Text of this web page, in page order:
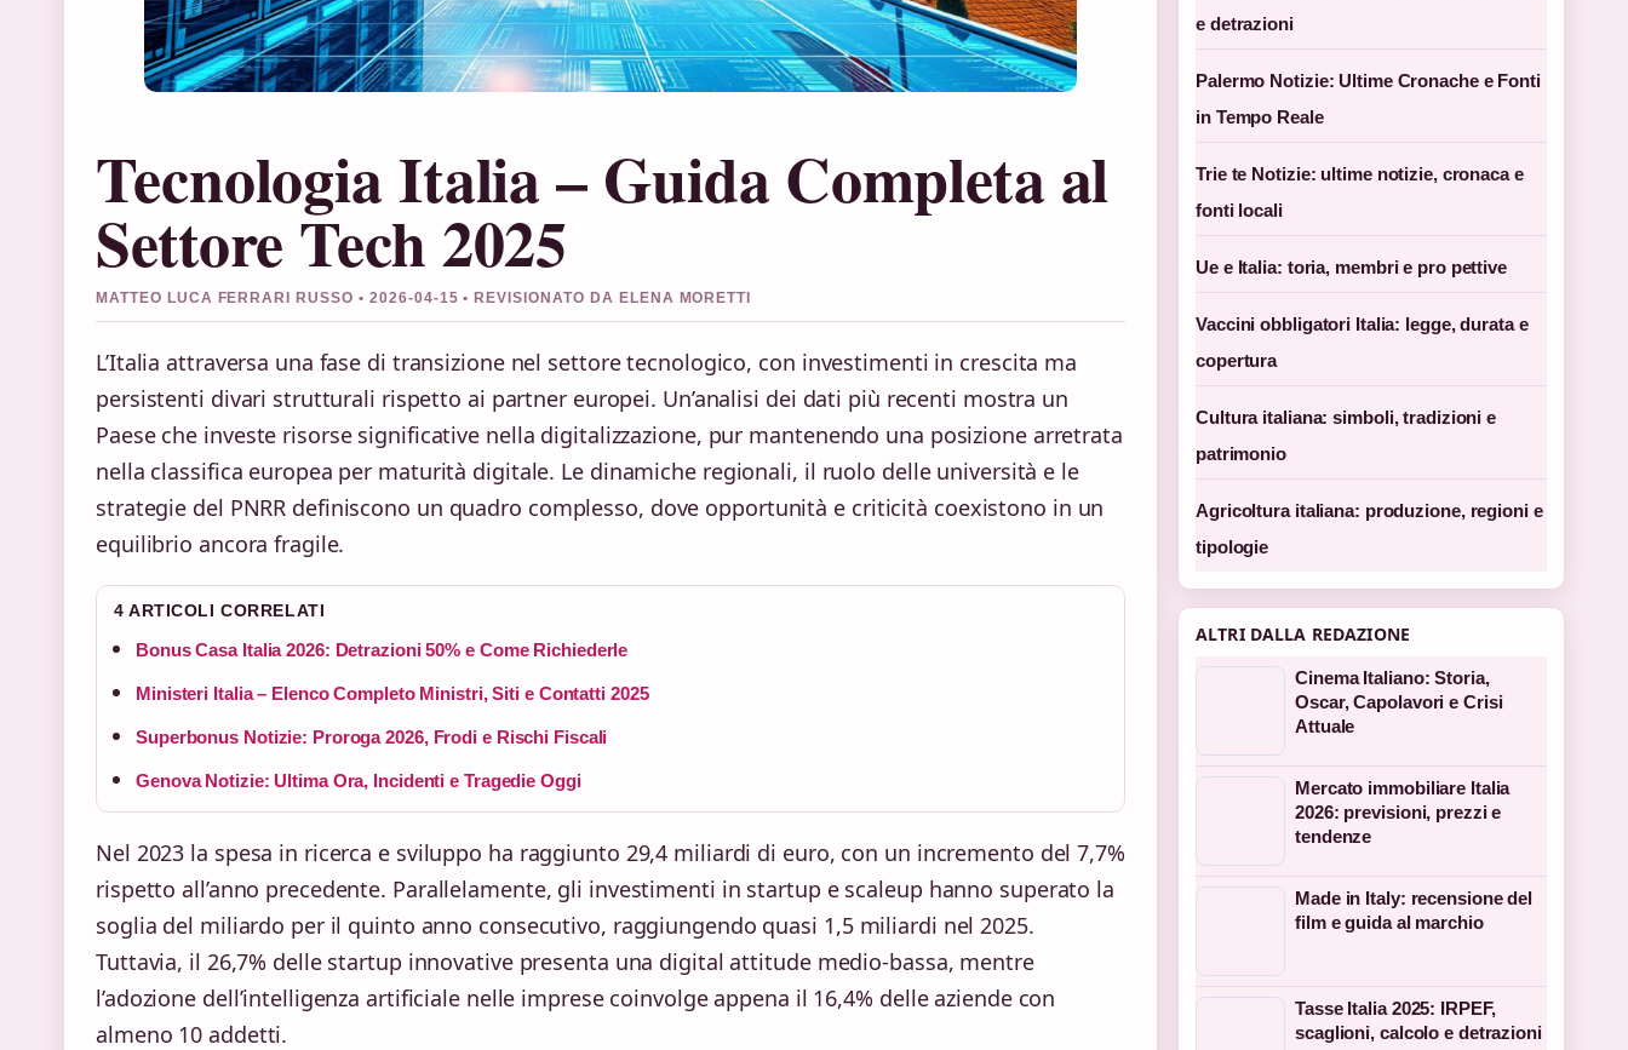
Tecnologia Italia – Guida Completa al
Settore Tech 2025
MATTEO LUCA FERRARI RUSSO • 2026-04-15 • REVISIONATO DA ELENA MORETTI
L’Italia attraversa una fase di transizione nel settore tecnologico, con investimenti in crescita ma
persistenti divari strutturali rispetto ai partner europei. Un’analisi dei dati più recenti mostra un
Paese che investe risorse significative nella digitalizzazione, pur mantenendo una posizione arretrata
nella classifica europea per maturità digitale. Le dinamiche regionali, il ruolo delle università e le
strategie del PNRR definiscono un quadro complesso, dove opportunità e criticità coexistono in un
equilibrio ancora fragile.
4 ARTICOLI CORRELATI
Bonus Casa Italia 2026: Detrazioni 50% e Come Richiederle
Ministeri Italia – Elenco Completo Ministri, Siti e Contatti 2025
Superbonus Notizie: Proroga 2026, Frodi e Rischi Fiscali
Genova Notizie: Ultima Ora, Incidenti e Tragedie Oggi
Nel 2023 la spesa in ricerca e sviluppo ha raggiunto 29,4 miliardi di euro, con un incremento del 7,7%
rispetto all’anno precedente. Parallelamente, gli investimenti in startup e scaleup hanno superato la
soglia del miliardo per il quinto anno consecutivo, raggiungendo quasi 1,5 miliardi nel 2025.
Tuttavia, il 26,7% delle startup innovative presenta una digital attitude medio-bassa, mentre
l’adozione dell’intelligenza artificiale nelle imprese coinvolge appena il 16,4% delle aziende con
almeno 10 addetti.
e detrazioni
Palermo Notizie: Ultime Cronache e Fonti
in Tempo Reale
Trie te Notizie: ultime notizie, cronaca e
fonti locali
Ue e Italia: toria, membri e pro pettive
Vaccini obbligatori Italia: legge, durata e
copertura
Cultura italiana: simboli, tradizioni e
patrimonio
Agricoltura italiana: produzione, regioni e
tipologie
ALTRI DALLA REDAZIONE
Cinema Italiano: Storia,
Oscar, Capolavori e Crisi
Attuale
Mercato immobiliare Italia
2026: previsioni, prezzi e
tendenze
Made in Italy: recensione del
film e guida al marchio
Tasse Italia 2025: IRPEF,
scaglioni, calcolo e detrazioni